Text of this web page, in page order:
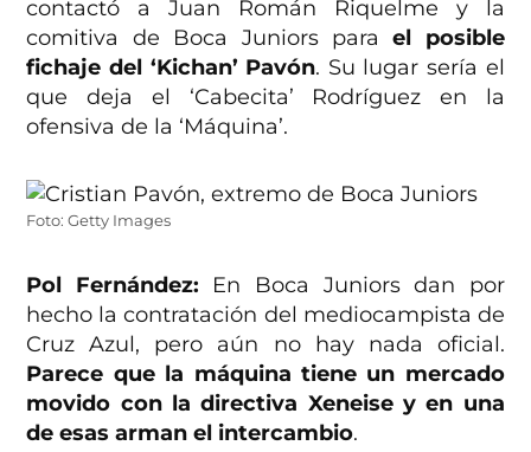
contactó a Juan Román Riquelme y la
comitiva de Boca Juniors parael posible
fichaje del ‘Kichan’ Pavón. Su lugar sería el
que deja el ‘Cabecita’ Rodríguez en la
ofensiva de la ‘Máquina’.
Foto: Getty Images
Pol Fernández: En Boca Juniors dan por
hecho la contratación del mediocampista de
Cruz Azul, pero aún no hay nada oficial.
Parece que la máquina tiene un mercado
movido con la directiva Xeneise y en una
de esas arman el intercambio.